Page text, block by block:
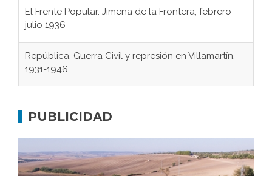
julio 1936
1931-1946
Bornos
El Frente Popular. Ubrique, febrero-julio 1936
PUBLICIDAD